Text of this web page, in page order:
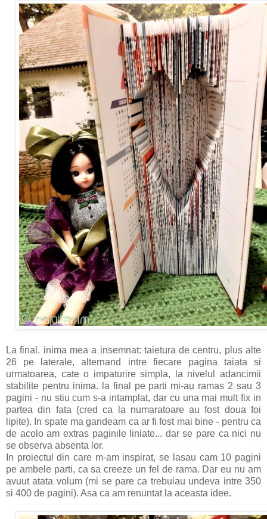
La final. inima mea a insemnat: taietura de centru, plus alte
26 pe laterale, alternand intre fiecare pagina taiata si
urmatoarea, cate o impaturire simpla, la nivelul adancimii
stabilite pentru inima. la final pe parti mi-au ramas 2 sau 3
pagini - nu stiu cum s-a intamplat, dar cu una mai mult fix in
partea din fata (cred ca la numaratoare au fost doua foi
lipite). In spate ma gandeam ca ar fi fost mai bine - pentru ca
de acolo am extras paginile liniate... dar se pare ca nici nu
se observa absenta lor.
In proiectul din care m-am inspirat, se lasau cam 10 pagini
pe ambele parti, ca sa creeze un fel de rama. Dar eu nu am
avuut atata volum (mi se pare ca trebuiau undeva intre 350
si 400 de pagini). Asa ca am renuntat la aceasta idee.